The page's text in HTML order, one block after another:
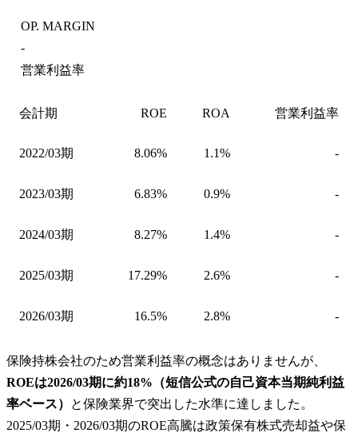
OP. MARGIN
-
営業利益率
会計期 ROE ROA 営業利益率
2022/03期 8.06% 1.1% -
2023/03期 6.83% 0.9% -
2024/03期 8.27% 1.4% -
2025/03期 17.29% 2.6% -
2026/03期 16.5% 2.8% -
保険持株会社のため営業利益率の概念はありませんが、
ROEは2026/03期に約18%（短信公式の自己資本当期純利益
率ベース）
と保険業界で突出した水準に達しました。
2025/03期・2026/03期のROE高騰は政策保有株式売却益や保